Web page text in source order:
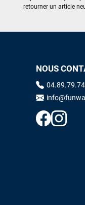
retourner un article
NOUS
pour cette severne
service. L'envoi a
LAISSER UN AVIS